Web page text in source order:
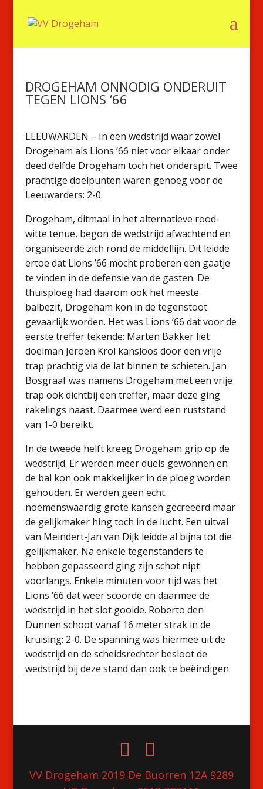
DROGEHAM ONNODIG ONDERUIT
TEGEN LIONS ‘66
LEEUWARDEN – In een wedstrijd waar zowel
Drogeham als Lions ’66 niet voor elkaar onder
deed delfde Drogeham toch het onderspit. Twee
prachtige doelpunten waren genoeg voor de
Leeuwarders: 2-0.
Drogeham, ditmaal in het alternatieve rood-
witte tenue, begon de wedstrijd afwachtend en
organiseerde zich rond de middellijn. Dit leidde
ertoe dat Lions ’66 mocht proberen een gaatje
te vinden in de defensie van de gasten. De
thuisploeg had daarom ook het meeste
balbezit, Drogeham kon in de tegenstoot
gevaarlijk worden. Het was Lions ’66 dat voor de
eerste treffer tekende: Marten Bakker liet
doelman Jeroen Krol kansloos door een vrije
trap prachtig via de lat binnen te schieten. Jan
Bosgraaf was namens Drogeham met een vrije
trap ook dichtbij een treffer, maar deze ging
rakelings naast. Daarmee werd een ruststand
van 1-0 bereikt.
In de tweede helft kreeg Drogeham grip op de
wedstrijd. Er werden meer duels gewonnen en
de bal kon ook makkelijker in de ploeg worden
gehouden. Er werden geen echt
noemenswaardig grote kansen gecreëerd maar
de gelijkmaker hing toch in de lucht. Een uitval
van Meindert-Jan van Dijk leidde al bijna tot die
gelijkmaker. Na enkele tegenstanders te
hebben gepasseerd ging zijn schot nipt
voorlangs. Enkele minuten voor tijd was het
Lions ’66 dat weer scoorde en daarmee de
wedstrijd in het slot gooide. Roberto den
Dunnen schoot vanaf 16 meter strak in de
kruising: 2-0. De spanning was hiermee uit de
wedstrijd en de scheidsrechter besloot de
wedstrijd bij deze stand dan ook te beëindigen.
VV Drogeham 2019 De Buorren 12A 9289